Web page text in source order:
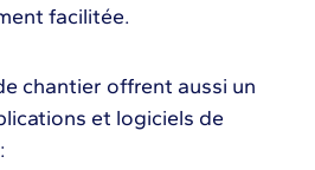
facilitée.
chantier offrent aussi un
et logiciels de